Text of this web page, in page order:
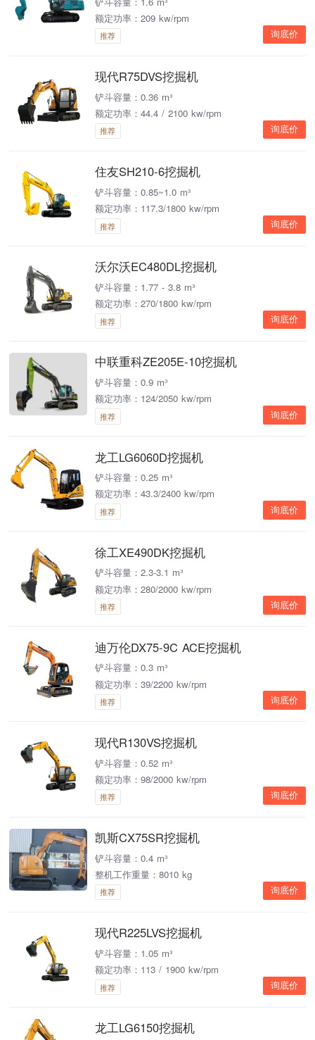
额定功率：209 kw/rpm
推荐 询底价
现代R75DVS挖掘机
铲斗容量：0.36 m³
额定功率：44.4 / 2100 kw/rpm
推荐 询底价
住友SH210-6挖掘机
铲斗容量：0.85~1.0 m³
额定功率：117.3/1800 kw/rpm
推荐 询底价
沃尔沃EC480DL挖掘机
铲斗容量：1.77 - 3.8 m³
额定功率：270/1800 kw/rpm
推荐 询底价
中联重科ZE205E-10挖掘机
铲斗容量：0.9 m³
额定功率：124/2050 kw/rpm
推荐 询底价
龙工LG6060D挖掘机
铲斗容量：0.25 m³
额定功率：43.3/2400 kw/rpm
推荐 询底价
徐工XE490DK挖掘机
铲斗容量：2.3-3.1 m³
额定功率：280/2000 kw/rpm
推荐 询底价
迪万伦DX75-9C ACE挖掘机
铲斗容量：0.3 m³
额定功率：39/2200 kw/rpm
推荐 询底价
现代R130VS挖掘机
铲斗容量：0.52 m³
额定功率：98/2000 kw/rpm
推荐 询底价
凯斯CX75SR挖掘机
铲斗容量：0.4 m³
整机工作重量：8010 kg
推荐 询底价
现代R225LVS挖掘机
铲斗容量：1.05 m³
额定功率：113 / 1900 kw/rpm
推荐 询底价
龙工LG6150挖掘机